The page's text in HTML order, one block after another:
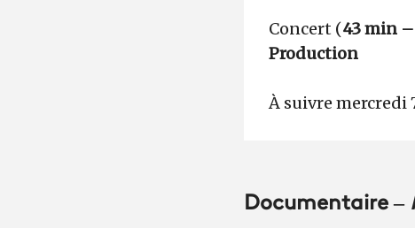
Concert (43 min
Production
À suivre mercredi
Documentaire –